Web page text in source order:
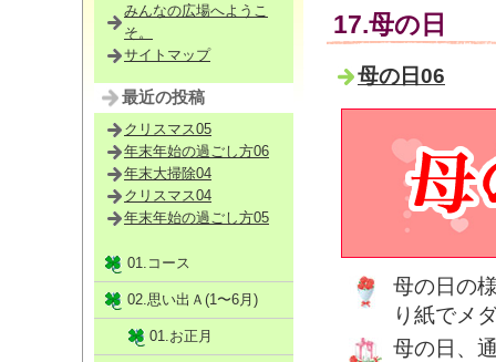
17.母の日
母の日06
母の日の
り紙でメ
母の日、
みんなの広場へようこ
そ。
サイトマップ
最近の投稿
クリスマス05
年末年始の過ごし方06
年末大掃除04
クリスマス04
年末年始の過ごし方05
01.コース
02.思い出Ａ(1〜6月)
01.お正月